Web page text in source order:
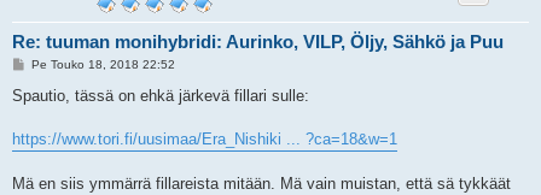
Re: tuuman monihybridi: Aurinko, VILP, Öljy, Sähkö ja Puu
V
e
i
Pe Touko 18, 2018 22:52
Spautio, tässä on ehkä järkevä fillari sulle:
https://www.tori.fi/uusimaa/Era_Nishiki ... ?ca=18&w=1
Mä en siis ymmärrä fillareista mitään. Mä vain muistan, että sä tykkäät